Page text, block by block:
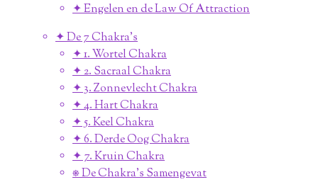
✦ Engelen en de Law Of Attraction
✦ De 7 Chakra's
✦ 1. Wortel Chakra
✦ 2. Sacraal Chakra
✦ 3. Zonnevlecht Chakra
✦ 4. Hart Chakra
✦ 5. Keel Chakra
✦ 6. Derde Oog Chakra
✦ 7. Kruin Chakra
⎈ De Chakra's Samengevat